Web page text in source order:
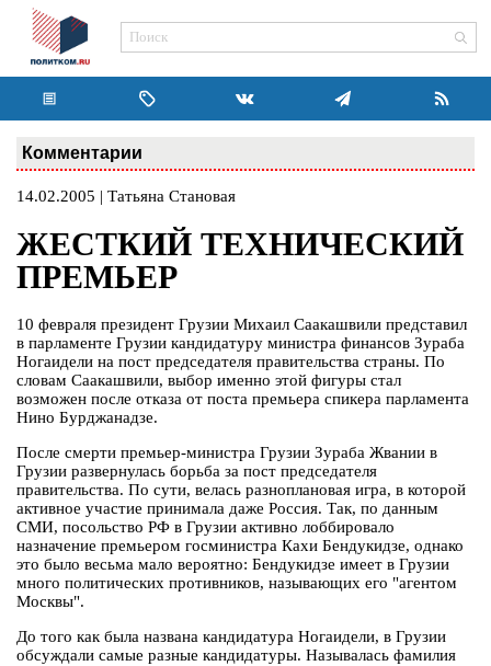
Комментарии
14.02.2005 | Татьяна Становая
ЖЕСТКИЙ ТЕХНИЧЕСКИЙ
ПРЕМЬЕР
10 февраля президент Грузии Михаил Саакашвили представил
в парламенте Грузии кандидатуру министра финансов Зураба
Ногаидели на пост председателя правительства страны. По
словам Саакашвили, выбор именно этой фигуры стал
возможен после отказа от поста премьера спикера парламента
Нино Бурджанадзе.
После смерти премьер-министра Грузии Зураба Жвании в
Грузии развернулась борьба за пост председателя
правительства. По сути, велась разноплановая игра, в которой
активное участие принимала даже Россия. Так, по данным
СМИ, посольство РФ в Грузии активно лоббировало
назначение премьером госминистра Кахи Бендукидзе, однако
это было весьма мало вероятно: Бендукидзе имеет в Грузии
много политических противников, называющих его "агентом
Москвы".
До того как была названа кандидатура Ногаидели, в Грузии
обсуждали самые разные кандидатуры. Называлась фамилия